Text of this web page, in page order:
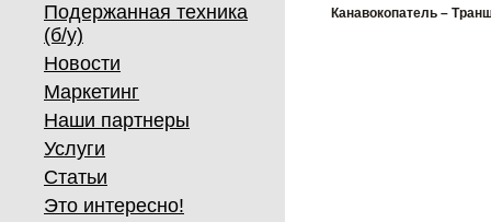
Подержанная техника
(б/у)
Новости
Маркетинг
Наши партнеры
Услуги
Статьи
Это интересно!
Канавокопатель –